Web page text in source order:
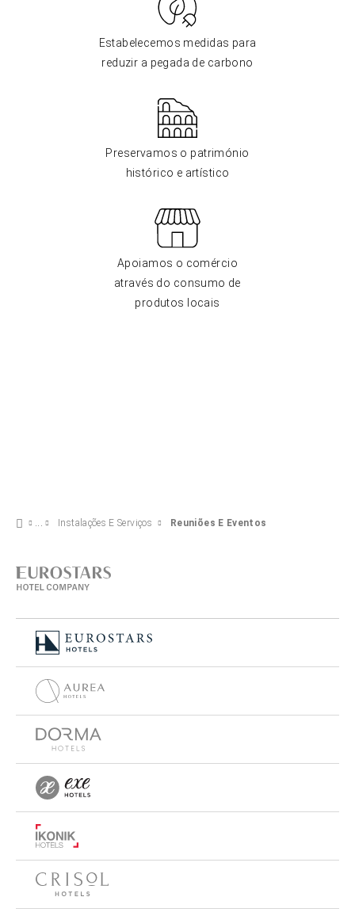
Estabelecemos medidas para
reduzir a pegada de carbono
Preservamos o património
histórico e artístico
Apoiamos o comércio
através do consumo de
produtos locais
Instalações E Serviços Reuniões E Eventos